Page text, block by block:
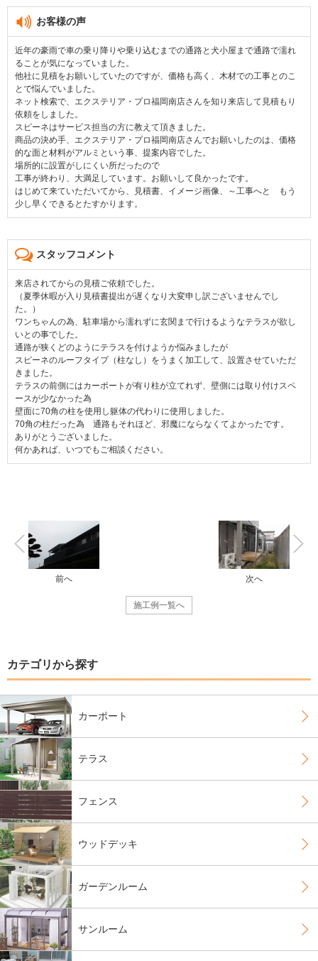
お客様の声
近年の豪雨で車の乗り降りや乗り込むまでの通路と犬小屋まで通路で濡れ
ることが気になっていました。
他社に見積をお願いしていたのですが、価格も高く、木材での工事とのこ
とで悩んでいました。
ネット検索で、エクステリア・プロ福岡南店さんを知り来店して見積もり
依頼をしました。
スピーネはサービス担当の方に教えて頂きました。
商品の決め手、エクステリア・プロ福岡南店さんでお願いしたのは、価格
的な面と材料がアルミという事、提案内容でした。
場所的に設置がしにくい所だったので
工事が終わり、大満足しています。お願いして良かったです。
はじめて来ていただいてから、見積書、イメージ画像、～工事へと もう
少し早くできるとたすかります。
スタッフコメント
来店されてからの見積ご依頼でした。
（夏季休暇が入り見積書提出が遅くなり大変申し訳ございませんでし
た。）
ワンちゃんの為、駐車場から濡れずに玄関まで行けるようなテラスが欲し
いとの事でした。
通路が狭くどのようにテラスを付けようか悩みましたが
スピーネのルーフタイプ（柱なし）をうまく加工して、設置させていただ
きました。
テラスの前側にはカーポートが有り柱が立てれず、壁側には取り付けスペ
ースが少なかった為
壁面に70角の柱を使用し躯体の代わりに使用しました。
70角の柱だった為 通路もそれほど、邪魔にならなくてよかったです。
ありがとうございました。
何かあれば、いつでもご相談ください。
施工例一覧へ
前へ 次へ
カテゴリから探す
カーポート
テラス
フェンス
ウッドデッキ
ガーデンルーム
サンルーム